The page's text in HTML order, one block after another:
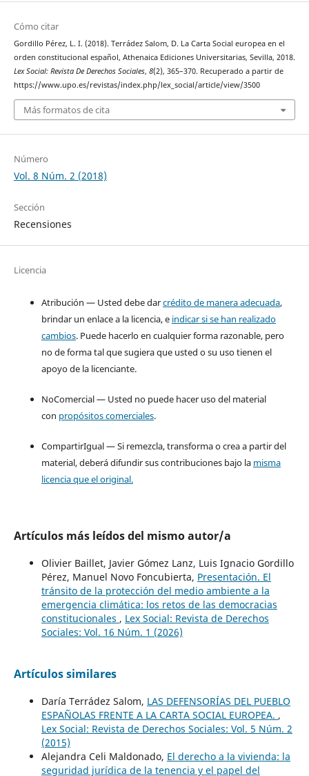
Cómo citar
Gordillo Pérez, L. I. (2018). Terrádez Salom, D. La Carta Social europea en el
orden constitucional español, Athenaica Ediciones Universitarias, Sevilla, 2018.
Lex Social: Revista De Derechos Sociales, 8(2), 365–370. Recuperado a partir de
https://www.upo.es/revistas/index.php/lex_social/article/view/3500
Más formatos de cita
Número
Vol. 8 Núm. 2 (2018)
Sección
Recensiones
Licencia
Atribución — Usted debe darcrédito de manera adecuada,
brindar un enlace a la licencia, e indicar si se han realizado
cambios. Puede hacerlo en cualquier forma razonable, pero
no de forma tal que sugiera que usted o su uso tienen el
apoyo de la licenciante.
NoComercial — Usted no puede hacer uso del material
con propósitos comerciales.
CompartirIgual — Si remezcla, transforma o crea a partir del
material, deberá difundir sus contribuciones bajo la misma
licencia que el original.
Artículos más leídos del mismo autor/a
Olivier Baillet, Javier Gómez Lanz, Luis Ignacio Gordillo
Pérez, Manuel Novo Foncubierta, Presentación. El
tránsito de la protección del medio ambiente a la
emergencia climática: los retos de las democracias
constitucionales , Lex Social: Revista de Derechos
Sociales: Vol. 16 Núm. 1 (2026)
Artículos similares
Daría Terrádez Salom, LAS DEFENSORÍAS DEL PUEBLO
ESPAÑOLAS FRENTE A LA CARTA SOCIAL EUROPEA. ,
Lex Social: Revista de Derechos Sociales: Vol. 5 Núm. 2
(2015)
Alejandra Celi Maldonado, El derecho a la vivienda: la
seguridad jurídica de la tenencia y el papel del